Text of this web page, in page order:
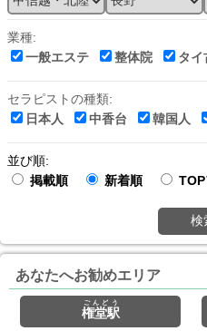
業種:
一般エステ
整体院 タイ
セラピストの種類:
日本人
中香台 韓国人
並び順:
掲載順
新着順
検
あなたへお勧めエリア
権堂駅
ごんどう